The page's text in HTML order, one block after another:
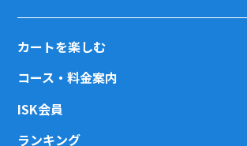
カートを楽しむ
コース・料金案内
ISK会員
ランキング